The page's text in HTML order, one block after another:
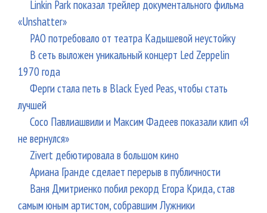
Linkin Park показал трейлер документального фильма
«Unshatter»
РАО потребовало от театра Кадышевой неустойку
В сеть выложен уникальный концерт Led Zeppelin
1970 года
Ферги стала петь в Black Eyed Peas, чтобы стать
лучшей
Сосо Павлиашвили и Максим Фадеев показали клип «Я
не вернулся»
Zivert дебютировала в большом кино
Ариана Гранде сделает перерыв в публичности
Ваня Дмитриенко побил рекорд Егора Крида, став
самым юным артистом, собравшим Лужники